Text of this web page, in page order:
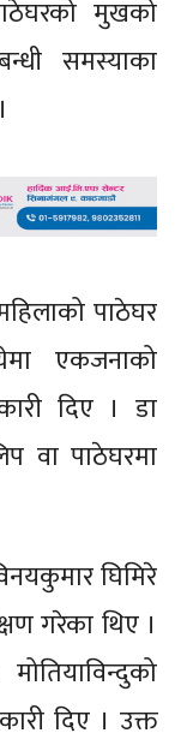
मुखको
समस्याका
पाठेघर
एकजनाको
दिए । डा
वा पाठेघरमा
घिमिरे
गरेका थिए ।
दिए । उक्त